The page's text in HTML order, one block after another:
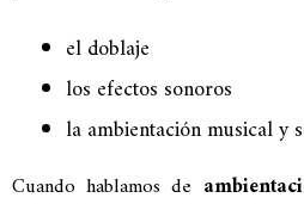
el doblaje
los efectos sonoros
la ambientación musical y
Cuando hablamos de